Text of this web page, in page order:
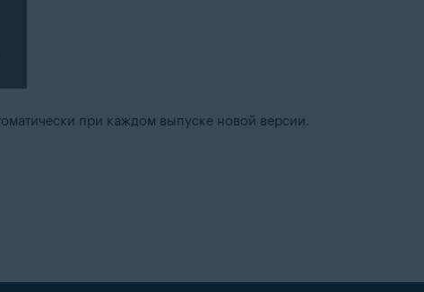
при каждом выпуске новой версии.